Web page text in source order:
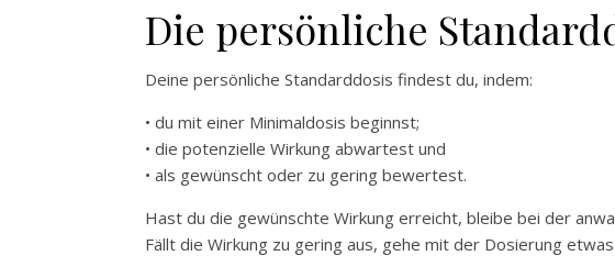
Die persönliche
Deine persönliche Standarddosis findest du, indem:
• du mit einer Minimaldosis beginnst;
• die potenzielle Wirkung abwartest und
• als gewünscht oder zu gering bewertest.
Hast du die gewünschte Wirkung erreicht, bleibe bei der
Fällt die Wirkung zu gering aus, gehe mit der Dosierung etwas